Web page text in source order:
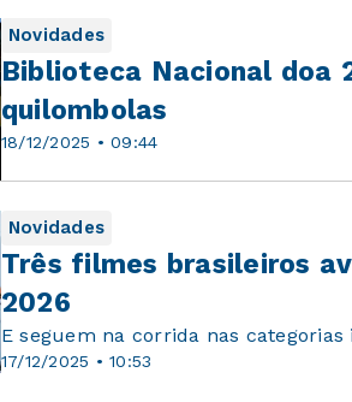
Novidades
18/12/2025 • 09:44
Biblioteca Nacional doa
quilombolas
Novidades
17/12/2025 • 10:53
Três filmes brasileiros
2026
E seguem na corrida nas